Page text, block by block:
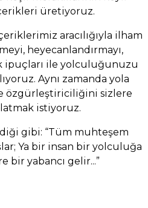
üretiyoruz.
aracılığıyla ilham
heyecanlandırmayı,
ipuçları ile yolculuğunuzu
Aynı zamanda yola
özgürleştiriciliğini sizlere
istiyoruz.
gibi: “Tüm muhteşem
Ya bir insan bir yolculuğa
bir yabancı gelir...”